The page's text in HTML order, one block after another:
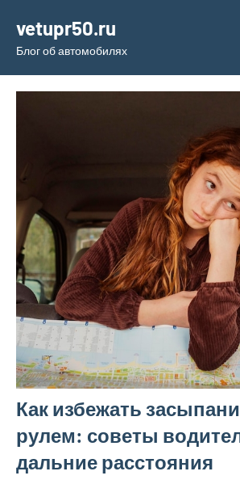
содержимому
vetupr50.ru
Блог об автомобилях
Как избежать
рулем: советы
дальние расстояния